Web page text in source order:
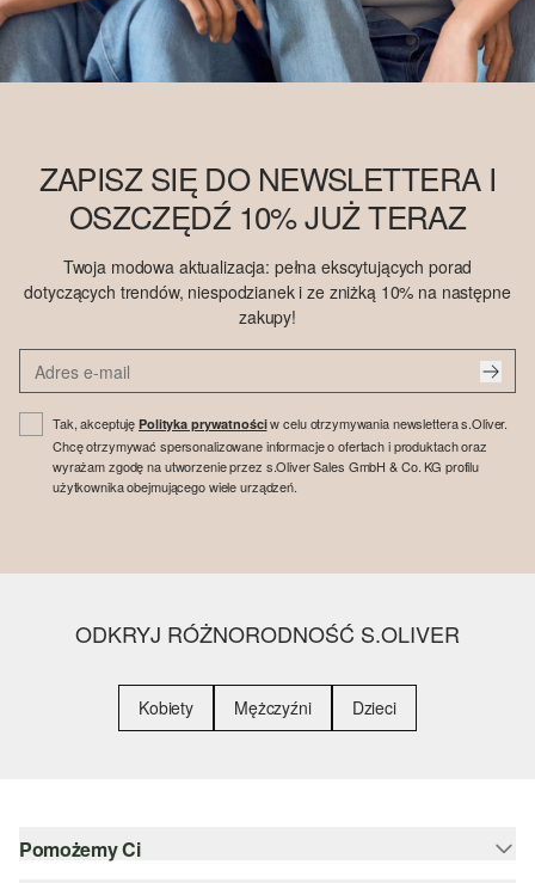
ZAPISZ SIĘ DO NEWSLETTERA I
OSZCZĘDŹ 10% JUŻ TERAZ
Twoja modowa aktualizacja: pełna ekscytujących porad
dotyczących trendów, niespodzianek i ze zniżką 10% na następne
zakupy!
Tak, akceptujęPolityka prywatnościw celu otrzymywania newslettera s.Oliver.
Chcę otrzymywać spersonalizowane informacje o ofertach i produktach oraz
wyrażam zgodę na utworzenie przez s.Oliver Sales GmbH & Co. KG profilu
użytkownika obejmującego wiele urządzeń.
ODKRYJ RÓŻNORODNOŚĆ S.OLIVER
Kobiety Mężczyźni Dzieci
Pomożemy Ci